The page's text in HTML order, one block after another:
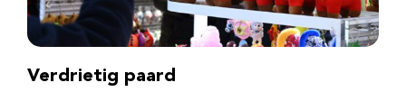
Verdrietig paard